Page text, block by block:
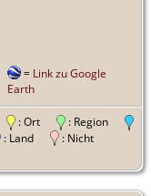
= Link zu Google
Earth
: Ort
: Region
: Land
: Nicht